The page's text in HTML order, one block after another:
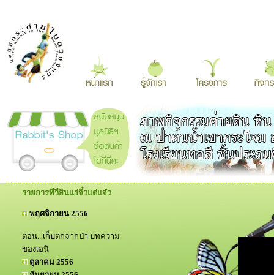
รายการทีวีสินแร่จิ๋วแต่แจ๋ว
พฤศจิกายน 2556
ตอน...เก็บตกจากป่า บทความ
ของเอนิ
ตุลาคม 2556